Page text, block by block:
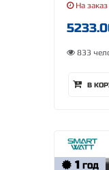
На заказ
833
В
1 ГОД